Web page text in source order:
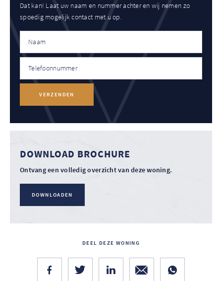
Dat kan! Laat uw naam en nummer achter en wij nemen zo
spoedig mogelijk contact met u op.
VERZENDEN
DOWNLOAD BROCHURE
Ontvang een volledig overzicht van deze woning.
DOWNLOADEN
DEEL DEZE WONING